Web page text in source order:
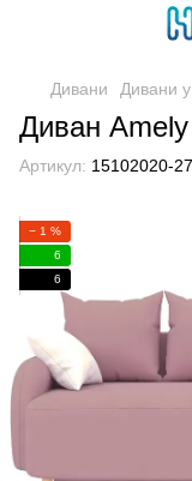
Дивани Дивани у
Диван
Артикул: 15102020-27
− 1 %
6
6